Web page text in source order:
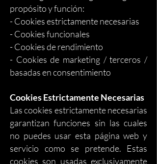
propósito y función:
- Cookies estrictamente necesarias
- Cookies funcionales
- Cookies de rendimiento
- Cookies de marketing / terceros /
basadas en consentimiento
Cookies Estrictamente Necesarias
Las cookies estrictamente necesarias
garantizan funciones sin las cuales
no puedes usar esta página web y
servicio como se pretende. Estas
cookies son usadas exclusivamente